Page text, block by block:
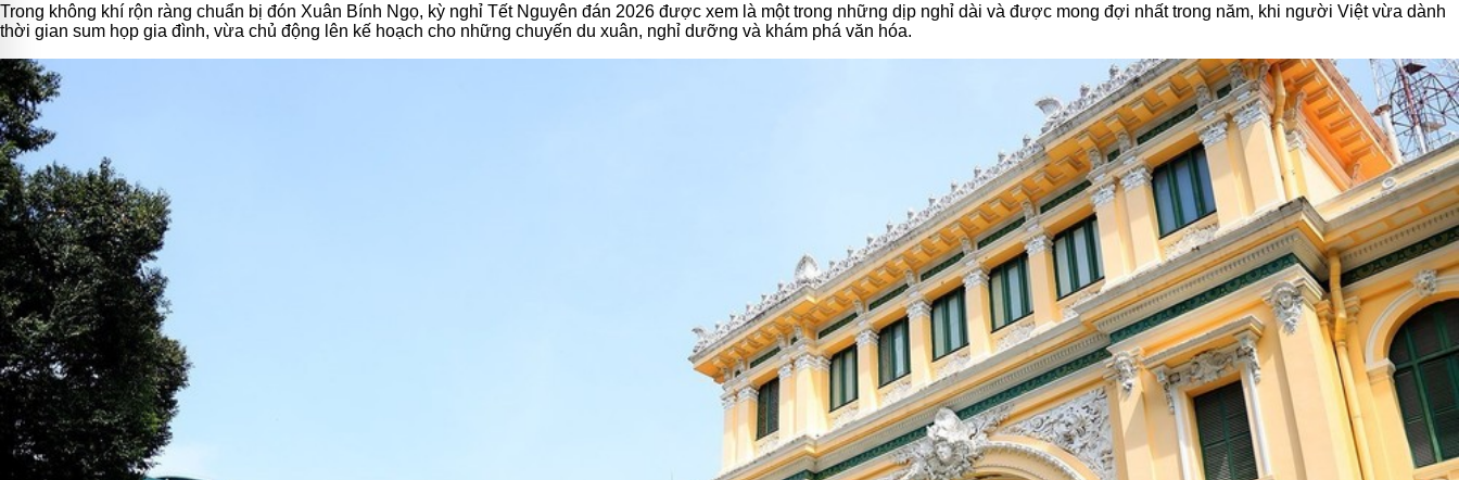
Trong không khí rộn ràng chuẩn bị đón Xuân Bính Ngọ, kỳ nghỉ Tết Nguyên đán 2026 được xem là một trong những dịp nghỉ dài và được mong đợi nhất trong năm, khi người Việt vừa dành
thời gian sum họp gia đình, vừa chủ động lên kế hoạch cho những chuyến du xuân, nghỉ dưỡng và khám phá văn hóa.